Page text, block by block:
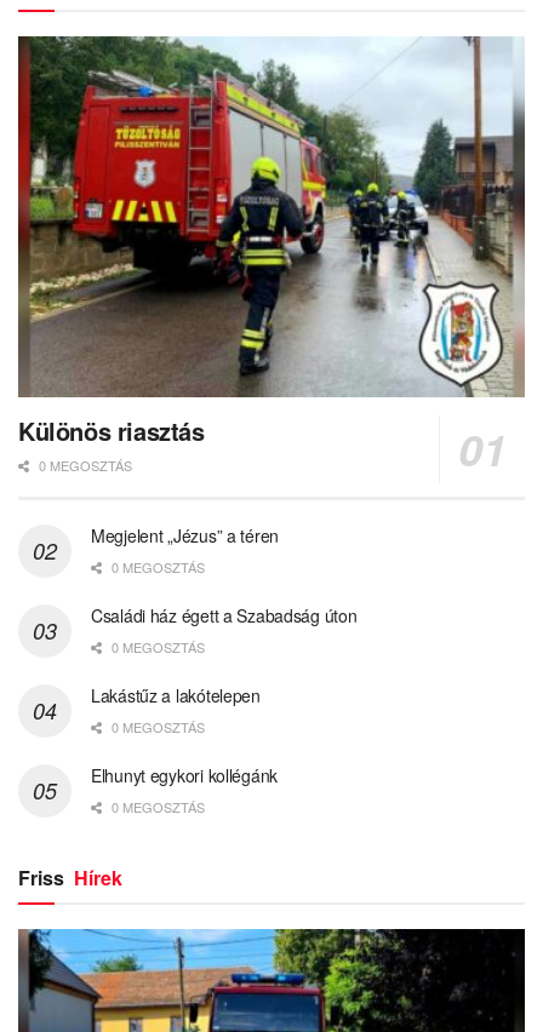
Különös riasztás
0 MEGOSZTÁS
Megjelent „Jézus” a téren
0 MEGOSZTÁS
Családi ház égett a Szabadság úton
0 MEGOSZTÁS
Lakástűz a lakótelepen
0 MEGOSZTÁS
Elhunyt egykori kollégánk
0 MEGOSZTÁS
Friss Hírek